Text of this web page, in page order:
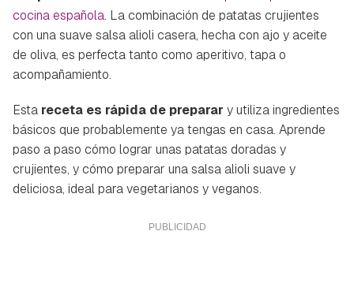
cocina española. La combinación de patatas crujientes
con una suave salsa alioli casera, hecha con ajo y aceite
de oliva, es perfecta tanto como aperitivo, tapa o
acompañamiento.
Esta receta es rápida de preparar y utiliza ingredientes
básicos que probablemente ya tengas en casa. Aprende
paso a paso cómo lograr unas patatas doradas y
crujientes, y cómo preparar una salsa alioli suave y
deliciosa, ideal para vegetarianos y veganos.